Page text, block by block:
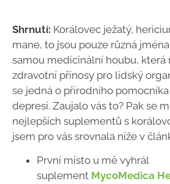
Shrnutí: Korálovec ježatý,
mane, to jsou pouze různá
samou medicinální houbu, která
zdravotní přínosy pro lidský
se jedná o přírodního
depresi. Zaujalo vás to? Pak se
nejlepších suplementů s
jsem pro vás srovnala níže v
První místo u mě vyhrál
suplement MycoMedica